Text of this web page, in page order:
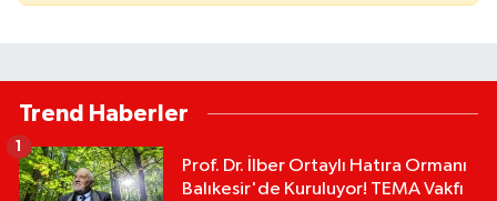
Trend Haberler
Prof. Dr. İlber Ortaylı Hatıra Ormanı
Balıkesir'de Kuruluyor! TEMA Vakfı
1